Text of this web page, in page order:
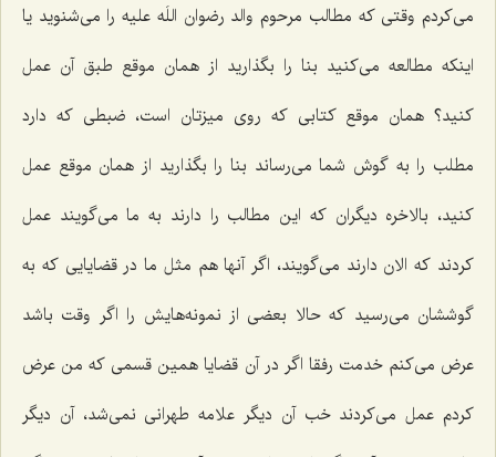
می‌كردم وقتی كه مطالب مرحوم والد رضوان اللَه علیه را می‌شنوید یا
اینكه مطالعه می‌كنید بنا را بگذارید از همان موقع طبق آن عمل
كنید؟ همان موقع كتابی كه روی میزتان است، ضبطی كه دارد
مطلب را به گوش شما می‌رساند بنا را بگذارید از همان موقع عمل
كنید، بالاخره دیگران كه این مطالب را دارند به ما می‌گویند عمل
كردند كه الان دارند می‌گویند، اگر آنها هم مثل ما در قضایایی كه به
گوششان می‌رسید كه حالا بعضی از نمونه‌هایش را اگر وقت باشد
عرض می‌كنم خدمت رفقا اگر در آن قضایا همین قسمی كه من عرض
كردم عمل می‌كردند خب آن دیگر علامه طهرانی نمی‌شد، آن دیگر